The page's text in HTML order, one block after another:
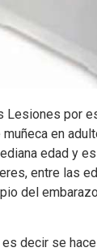
Lesiones por
en
edad y
entre las
del
decir se